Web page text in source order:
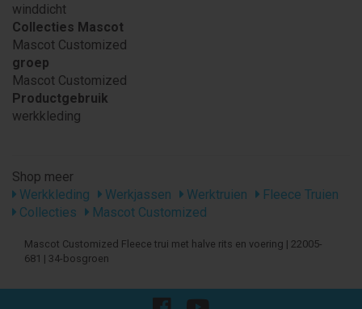
winddicht
Collecties Mascot
Mascot Customized
groep
Mascot Customized
Productgebruik
werkkleding
Shop meer
Werkkleding
Werkjassen Werktruien
Fleece Truien
Collecties
Mascot Customized
Mascot Customized Fleece trui met halve rits en voering | 22005-
681 | 34-bosgroen